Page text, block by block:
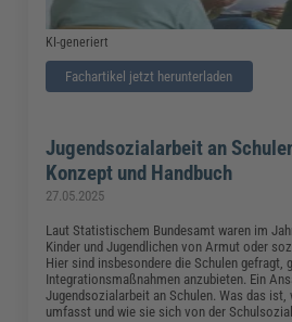
KI-generiert
Fachartikel jetzt herunterladen
Jugendsozialarbeit an
Konzept und Handbuch
27.05.2025
Laut Statistischem Bundesamt waren im
Kinder und Jugendlichen von Armut oder
Hier sind insbesondere die Schulen gefragt,
Integrationsmaßnahmen anzubieten. Ein
Jugendsozialarbeit an Schulen. Was das ist,
umfasst und wie sie sich von der